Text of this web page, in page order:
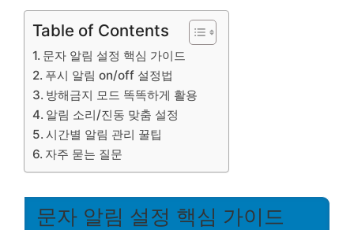
Table of Contents
문자 알림 설정 핵심 가이드
푸시 알림 on/off 설정법
방해금지 모드 똑똑하게 활용
알림 소리/진동 맞춤 설정
시간별 알림 관리 꿀팁
자주 묻는 질문
문자 알림 설정 핵심 가이드